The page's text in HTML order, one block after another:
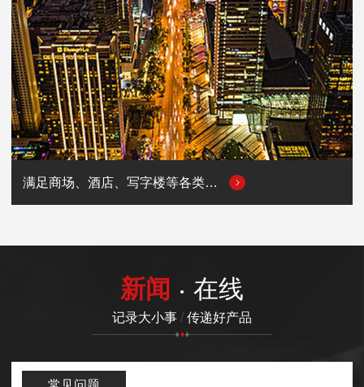
满足商场、酒店、写字楼等各类商业场所的用电需求
新闻 在线
记录大小事 / 传递好产品